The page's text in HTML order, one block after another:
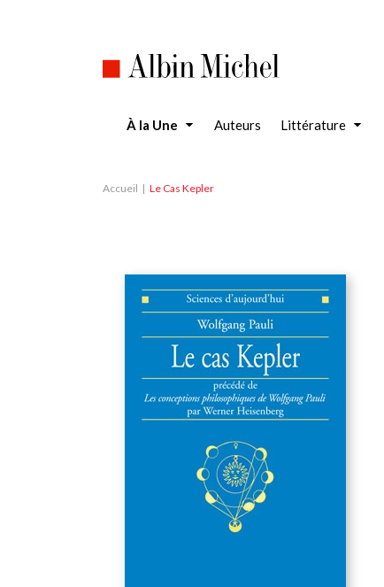
À la Une Auteurs Littérature
Accueil Le Cas Kepler